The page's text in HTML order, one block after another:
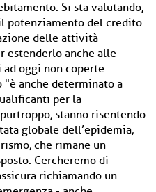
Si sta valutando,
potenziamento del credito
delle attività
estenderlo anche alle
oggi non coperte
"è anche determinato a
per la
stanno risentendo
globale dell’epidemia,
che rimane un
Cercheremo di
richiamando un